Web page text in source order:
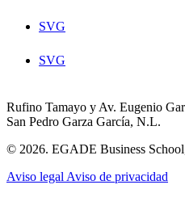
SVG
SVG
Rufino Tamayo y Av. Eugenio
San Pedro Garza García, N.L.
© 2026. EGADE Business
Aviso legal Aviso de privacidad